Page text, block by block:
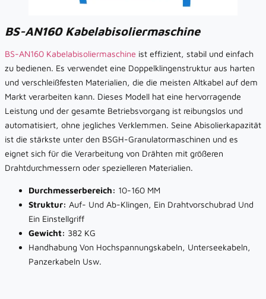
BS-AN160 Kabelabisoliermaschine
BS-AN160 Kabelabisoliermaschine ist effizient, stabil und einfach
zu bedienen. Es verwendet eine Doppelklingenstruktur aus harten
und verschleißfesten Materialien, die die meisten Altkabel auf dem
Markt verarbeiten kann. Dieses Modell hat eine hervorragende
Leistung und der gesamte Betriebsvorgang ist reibungslos und
automatisiert, ohne jegliches Verklemmen. Seine Abisolierkapazität
ist die stärkste unter den BSGH-Granulatormaschinen und es
eignet sich für die Verarbeitung von Drähten mit größeren
Drahtdurchmessern oder spezielleren Materialien.
Durchmesserbereich: 10-160 MM
Struktur: Auf- Und Ab-Klingen, Ein Drahtvorschubrad Und
Ein Einstellgriff
Gewicht: 382 KG
Handhabung Von Hochspannungskabeln, Unterseekabeln,
Panzerkabeln Usw.